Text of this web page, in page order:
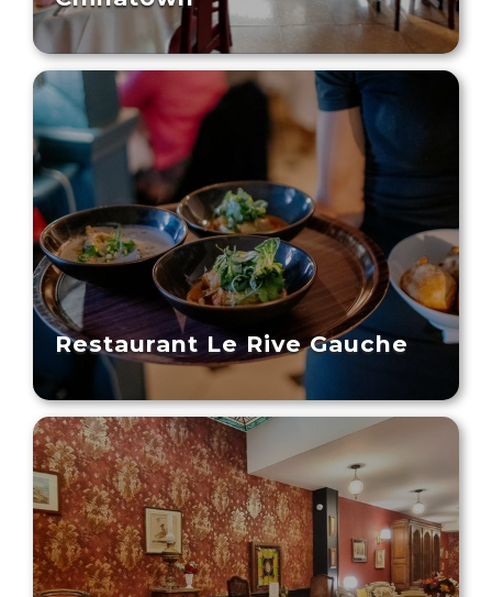
Restaurant Le Rive Gauche